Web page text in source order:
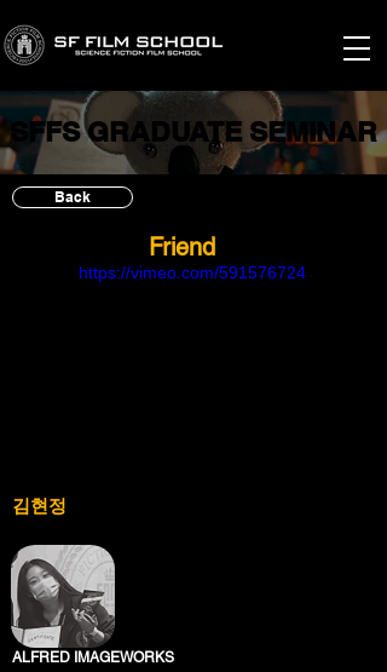
SFFS GRADUATE SEMINAR
SFFS GRADUATE SEMINAR
Back
https://vimeo.com/591576724
Friend
김현정
ALFRED IMAGEWORKS